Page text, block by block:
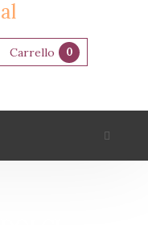
Carrello 0